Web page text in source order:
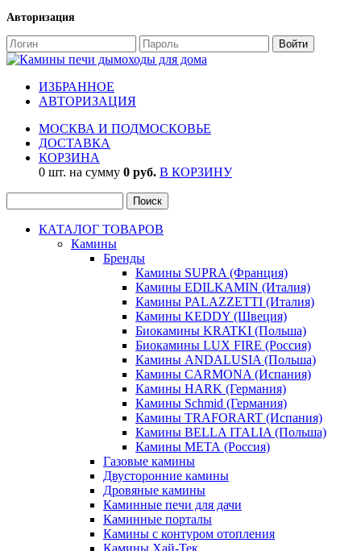
Авторизация
ИЗБРАННОЕ
АВТОРИЗАЦИЯ
МОСКВА И ПОДМОСКОВЬЕ
ДОСТАВКА
КОРЗИНА
0 шт. на сумму 0 руб. В КОРЗИНУ
КАТАЛОГ ТОВАРОВ
Камины
Бренды
Камины SUPRA (Франция)
Камины EDILKAMIN (Италия)
Камины PALAZZETTI (Италия)
Камины KEDDY (Швеция)
Биокамины KRATKI (Польша)
Биокамины LUX FIRE (Россия)
Камины ANDALUSIA (Польша)
Камины CARMONA (Испания)
Камины HARK (Германия)
Камины Schmid (Германия)
Камины TRAFORART (Испания)
Камины BELLA ITALIA (Польша)
Камины МЕТА (Россия)
Газовые камины
Двусторонние камины
Дровяные камины
Каминные печи для дачи
Каминные порталы
Камины с контуром отопления
Камины Хай-Тек